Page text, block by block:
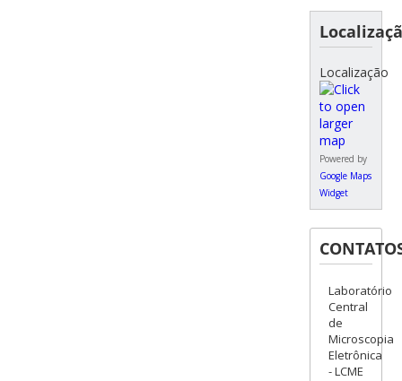
Localização
Powered by
Google Maps
Widget
Laboratório
Central
de
Microscopia
Eletrônica
- LCME